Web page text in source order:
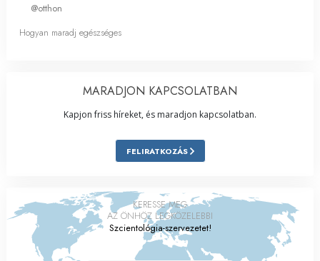
@otthon
Hogyan maradj egészséges
MARADJON KAPCSOLATBAN
Kapjon friss híreket, és maradjon kapcsolatban.
FELIRATKOZÁS
KERESSE MEG
AZ ÖNHÖZ LEGKÖZELEBBI
Szcientológia-szervezetet!